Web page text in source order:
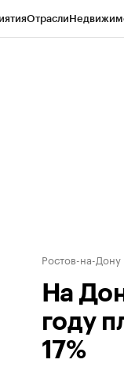
Отрасли
Ростов-на-Дону
На
году
17%